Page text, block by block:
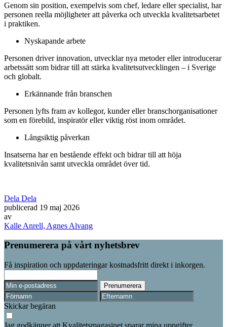
Genom sin position, exempelvis som chef, ledare eller specialist, har
personen reella möjligheter att påverka och utveckla kvalitetsarbetet
i praktiken.
Nyskapande arbete
Personen driver innovation, utvecklar nya metoder eller introducerar
arbetssätt som bidrar till att stärka kvalitetsutvecklingen – i Sverige
och globalt.
Erkännande från branschen
Personen lyfts fram av kollegor, kunder eller branschorganisationer
som en förebild, inspiratör eller viktig röst inom området.
Långsiktig påverkan
Insatserna har en bestående effekt och bidrar till att höja
kvalitetsnivån samt utveckla området över tid.
Dela Dela
publicerad 19 maj 2026
av
Kalle Anrell, Agnes Alvang
Prenumerera på vårt nyhetsbrev
Få inspiration och uppdateringar kostnadsfritt direkt i inkorgen.
Skickar begäran
Jag godkänner att Kvalitetsmagasinet sparar mina uppgifter